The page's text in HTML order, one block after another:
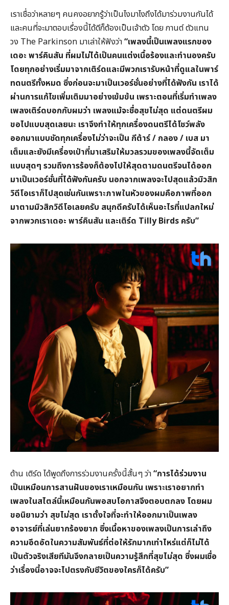
เราเชื่อว่าหลายๆ คนคงอยากรู้ว่าเป็นไงมาไงถึงได้มาร่วมงานกันได้
และคนที่จะมาตอบเรื่องนี้ได้ดีก็ต้องเป็นเจ้าตัว โดย กานต์ ตัวแทน
วง The Parkinson มาเล่าให้ฟังว่า“เพลงนี้เป็นเพลงแรกของ
เดอะ พาร์คินสัน ที่ผมไม่ได้เป็นคนแต่งเนื้อร้องและทำนองครับ
โดยทุกอย่างเริ่มมาจากเติร์ดและมีพวกเรารับหน้าที่ดูแลในพาร์
ทดนตรีทั้งหมด ซึ่งก่อนจะมาเป็นเวอร์ชั่นอย่างที่ได้ฟังกัน เราได้
ผ่านการแก้ไขเพิ่มเติมมาอย่างเข้มข้น เพราะตอนที่เริ่มทำเพลง
เพลงเติร์ดบอกกับผมว่า เพลงแม้จะชื่อสุขไม่สุด แต่ดนตรีผม
ขอไปแบบสุดเลยนะ เราจึงทำให้ทุกเครื่องดนตรีได้โชว์พลัง
ออกมาแบบชัดทุกเครื่องไม่ว่าจะเป็น กีต้าร์ / กลอง / เบส มา
เต็มและยังมีเครื่องเป่าที่มาเสริมให้มวลรวมของเพลงนี้จัดเต็ม
แบบสุดๆ รวมถึงการร้องก็ต้องไปให้สุดตามดนตรีจนได้ออก
มาเป็นเวอร์ชั่นที่ได้ฟังกันครับ นอกจากเพลงจะไปสุดแล้วมิวสิก
วิดีโอเราก็ไปสุดเช่นกันเพราะภาพในหัวของผมคือภาพที่ออก
มาตามมิวสิกวิดีโอเลยครับ สนุกดีครับได้เห็นอะไรที่แปลกใหม่
จากพวกเราเดอะ พาร์คินสัน และเติร์ด Tilly Birds ครับ”
ด้าน เติร์ด ได้พูดถึงการร่วมงานครั้งนี้สั้นๆ ว่า“การได้ร่วมงาน
เป็นเหมือนการสานฝันของเราเหมือนกัน เพราะเราอยากทำ
เพลงในสไตล์นี้เหมือนกันพอสบโอกาสจึงตอบตกลง โดยผม
ขอนิยามว่า สุขไม่สุด เราตั้งใจที่จะทำให้ออกมาเป็นเพลง
อาจารย์ที่เล่นยากร้องยาก ซึ่งเนื้อหาของเพลงเป็นการเล่าถึง
ความอึดอัดในความสัมพันธ์ที่ต่อให้รักมากเท่าไหร่แต่ก็ไม่ได้
เป็นตัวจริงเสียทีมันจึงกลายเป็นความรู้สึกที่สุขไม่สุด ซึ่งผมเชื่อ
ว่าเรื่องนี้อาจจะไปตรงกับชีวิตของใครก็ได้ครับ”